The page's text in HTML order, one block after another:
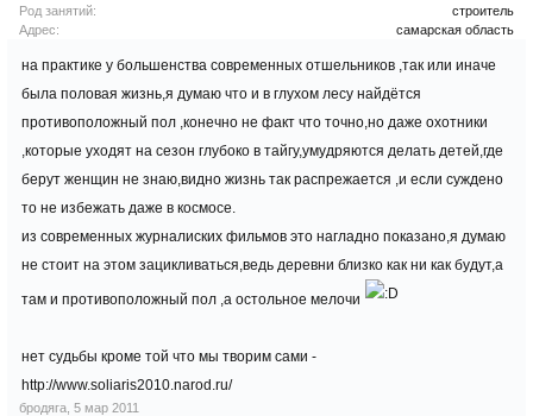
Род занятий:
строитель
Адрес:
самарская область
на практике у большенства современных отшельников ,так или иначе
была половая жизнь,я думаю что и в глухом лесу найдётся
противоположный пол ,конечно не факт что точно,но даже охотники
,которые уходят на сезон глубоко в тайгу,умудряются делать детей,где
берут женщин не знаю,видно жизнь так распрежается ,и если суждено
то не избежать даже в космосе.
из современных журналиских фильмов это нагладно показано,я думаю
не стоит на этом зацикливаться,ведь деревни близко как ни как будут,а
там и противоположный пол ,а остольное мелочи
нет судьбы кроме той что мы творим сами -
http://www.soliaris2010.narod.ru/
бродяга 5 мар 2011